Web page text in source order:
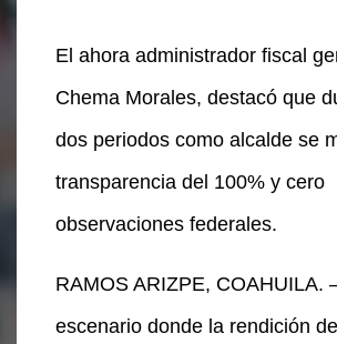
El ahora administrador fiscal
Chema Morales, destacó que
dos periodos como alcalde se
transparencia del 100% y cero
observaciones federales.
RAMOS ARIZPE, COAHUILA.
escenario donde la rendición